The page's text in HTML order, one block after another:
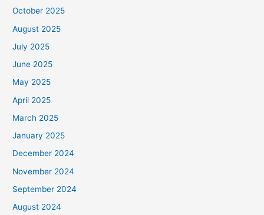
October 2025
August 2025
July 2025
June 2025
May 2025
April 2025
March 2025
January 2025
December 2024
November 2024
September 2024
August 2024